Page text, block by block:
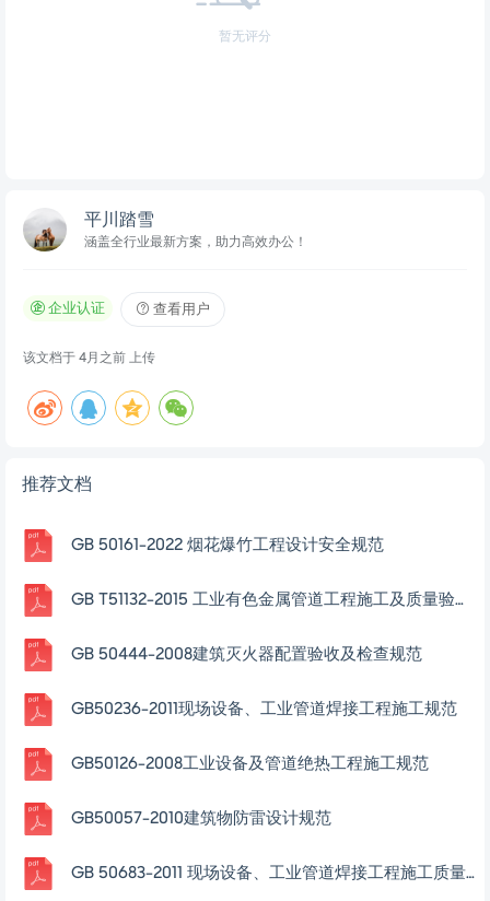
暂无评分
平川踏雪
涵盖全行业最新方案，助力高效办公！
企业认证 查看用户
该文档于 4月之前 上传
推荐文档
GB 50161-2022 烟花爆竹工程设计安全规范
GB T51132-2015 工业有色金属管道工程施工及质量验收规范
GB 50444-2008建筑灭火器配置验收及检查规范
GB50236-2011现场设备、工业管道焊接工程施工规范
GB50126-2008工业设备及管道绝热工程施工规范
GB50057-2010建筑物防雷设计规范
GB 50683-2011 现场设备、工业管道焊接工程施工质量验收规范